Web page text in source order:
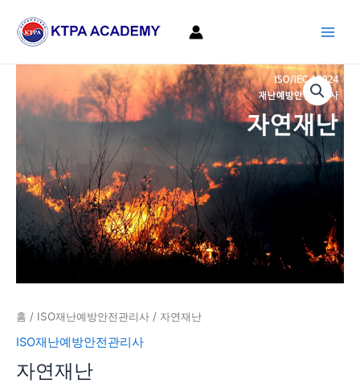
홈 / ISO재난예방안전관리사 / 자연재난
ISO재난예방안전관리사
자연재난
연
재
난
수
량